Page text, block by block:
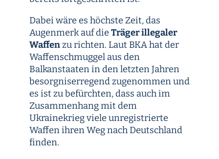
Dabei wäre es höchste Zeit, das
Augenmerk auf dieTräger illegaler
Waffenzu richten. Laut BKA hat der
Waffenschmuggel aus den
Balkanstaaten in den letzten Jahren
besorgniserregend zugenommen und
es ist zu befürchten, dass auch im
Zusammenhang mit dem
Ukrainekrieg viele unregistrierte
Waffen ihren Weg nach Deutschland
finden.